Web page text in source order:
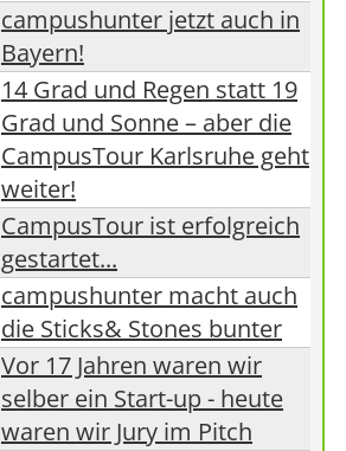
campushunter jetzt auch in
Bayern!
14 Grad und Regen statt 19
Grad und Sonne – aber die
CampusTour Karlsruhe geht
weiter!
CampusTour ist erfolgreich
gestartet...
campushunter macht auch
die Sticks& Stones bunter
Vor 17 Jahren waren wir
selber ein Start-up - heute
waren wir Jury im Pitch